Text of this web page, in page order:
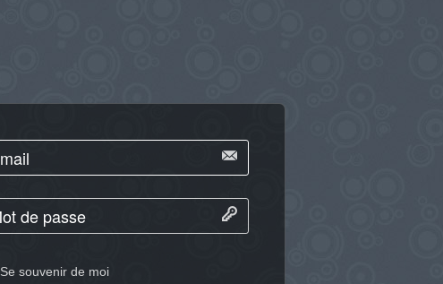
Se souvenir de moi